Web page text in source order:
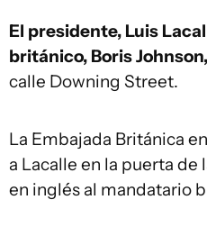
El presidente, Luis
británico, Boris
calle Downing Street.
La Embajada Británica
a Lacalle en la puerta de
en inglés al mandatario